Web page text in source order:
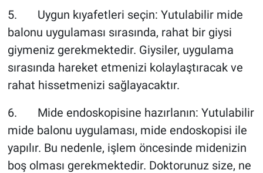
5. Uygun kıyafetleri seçin: Yutulabilir mide
balonu uygulaması sırasında, rahat bir giysi
giymeniz gerekmektedir. Giysiler, uygulama
sırasında hareket etmenizi kolaylaştıracak ve
rahat hissetmenizi sağlayacaktır.
6. Mide endoskopisine hazırlanın: Yutulabilir
mide balonu uygulaması, mide endoskopisi ile
yapılır. Bu nedenle, işlem öncesinde midenizin
boş olması gerekmektedir. Doktorunuz size, ne